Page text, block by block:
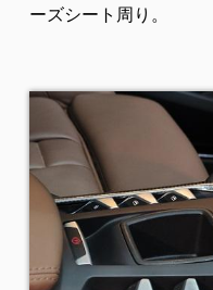
ーズシート周り。